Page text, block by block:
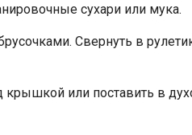
сухари или мука.
Свернуть в
или поставить в